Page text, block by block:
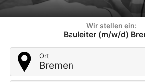
Wir stellen ein:
Bauleiter (m/w/d)
Ort
Bremen